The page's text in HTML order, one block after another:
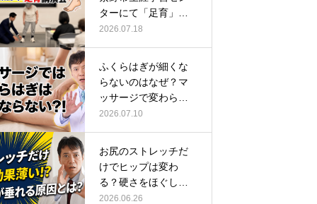
ターにて「足育」講
演会に登壇し…
2026.07.18
ふくらはぎが細くな
らないのはなぜ？マ
ッサージで変わらな
い根本原因
2026.07.10
お尻のストレッチだ
けでヒップは変わ
る？硬さをほぐして
整える正しい方…
2026.06.26